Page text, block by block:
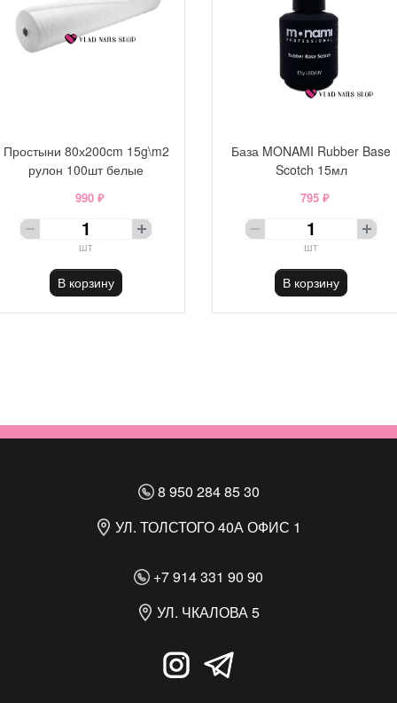
Простыни 80х200cm 15g\m2
рулон 100шт белые
990 ₽
шт
В корзину
База MONAMI Rubber Base
Scotch 15мл
795 ₽
шт
В корзину
8 950 284 85 30
УЛ. ТОЛСТОГО 40А ОФИС 1
+7 914 331 90 90
УЛ. ЧКАЛОВА 5